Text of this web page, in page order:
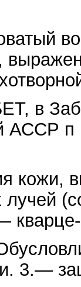
в
АССР
кожи,
кварце-
3.—